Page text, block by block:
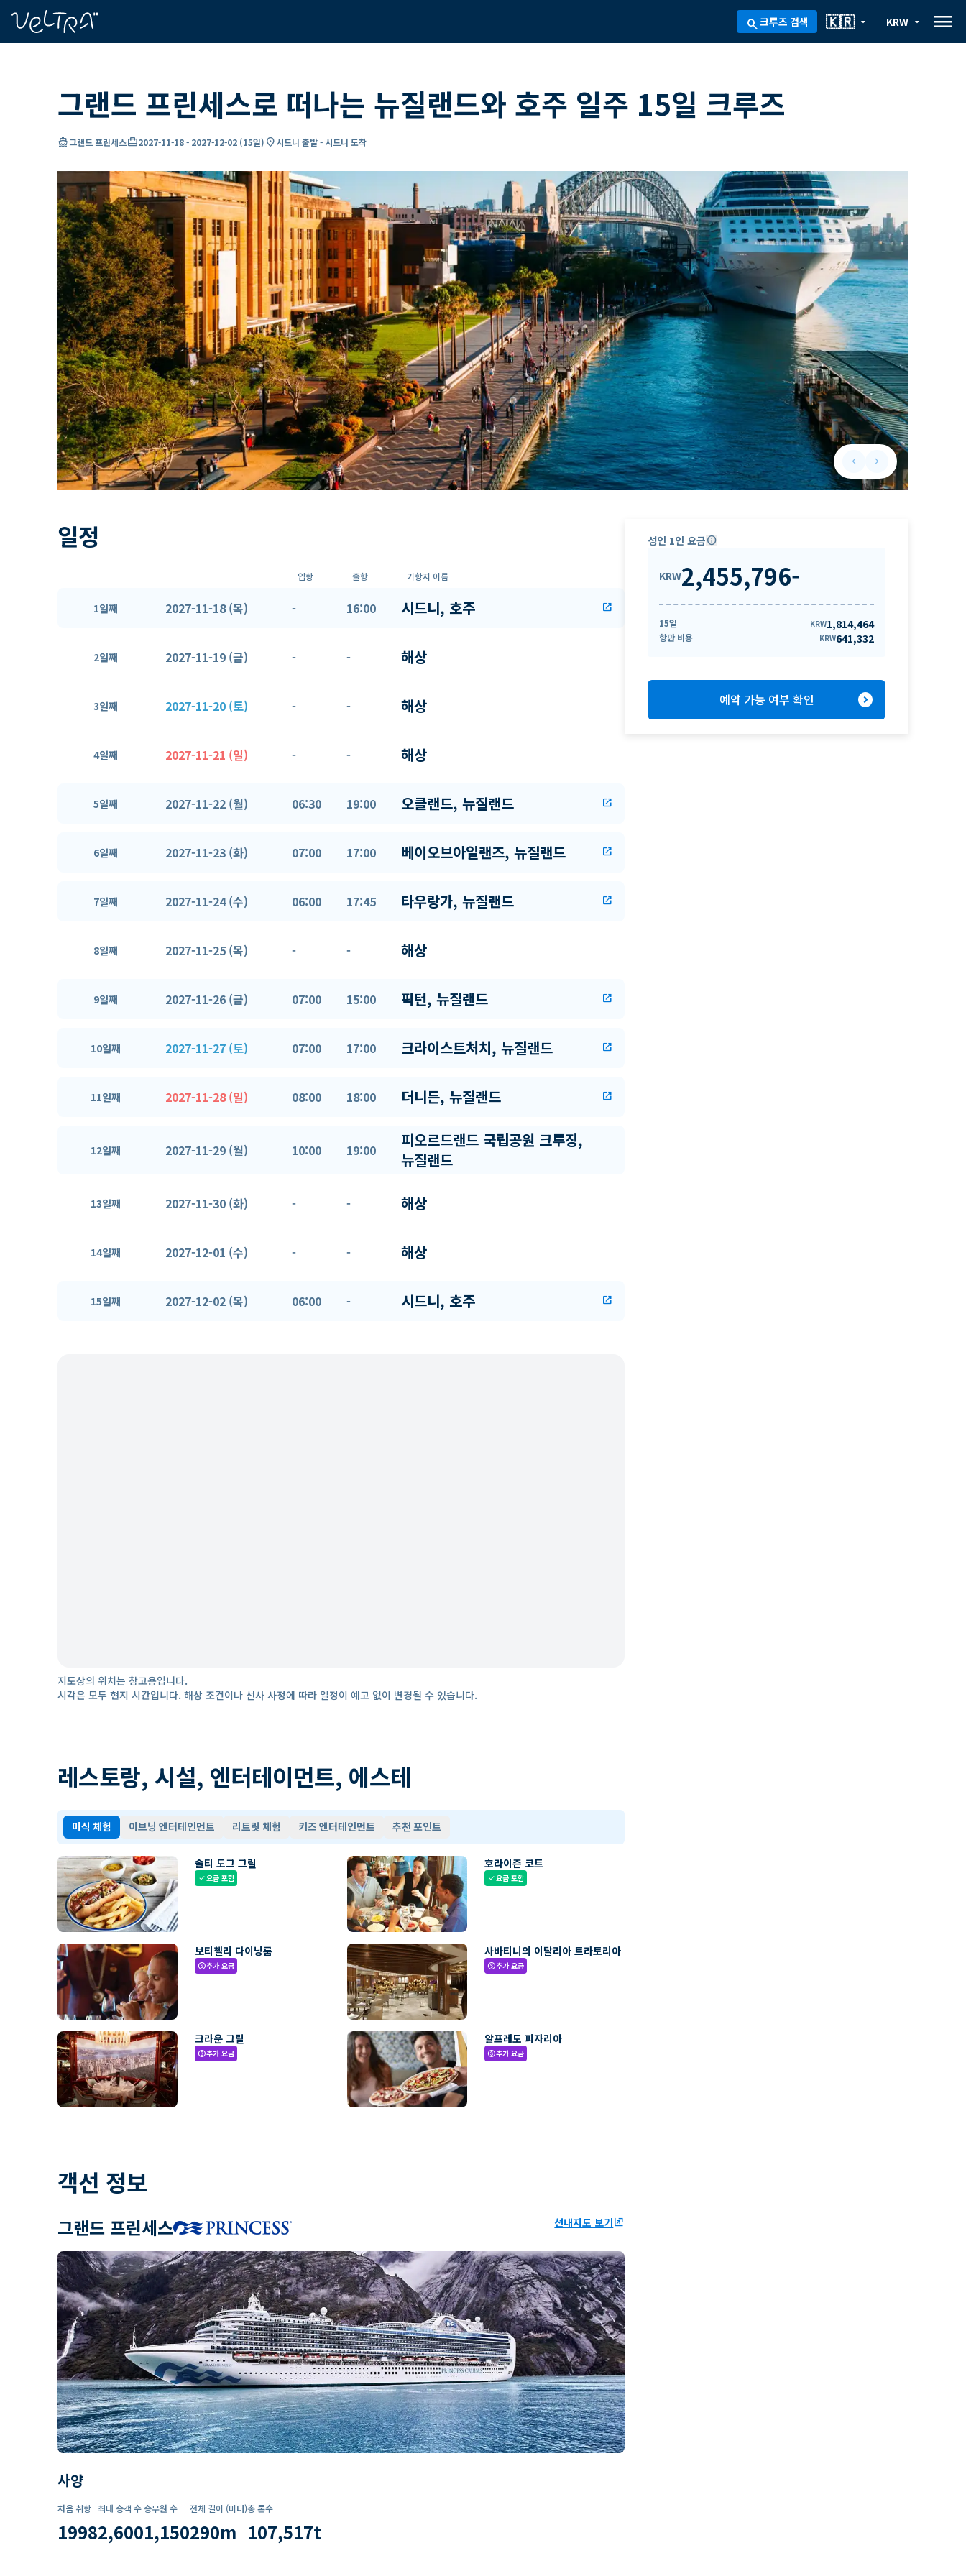
search크루즈 검색 arrow_drop_down
🇰🇷 arrow_drop_down
KRW menu
그랜드 프린세스로 떠나는 뉴질랜드와 호주 일주 15일 크루즈
directions_boat그랜드 프린세스card_travel2027-11-18- 2027-12-02 (15일) location_on시드니 출발 - 시드니 도착
keyboard_arrow_leftPrevious slide
keyboard_arrow_rightNext slide
일정
입항 출항 기항지 이름
1일째 2027-11-18 (목) - 16:00 시드니, 호주 open_in_new
2일째 2027-11-19 (금) - - 해상
3일째 2027-11-20 (토) - - 해상
4일째 2027-11-21 (일) - - 해상
5일째 2027-11-22 (월) 06:30 19:00 오클랜드, 뉴질랜드 open_in_new
6일째 2027-11-23 (화) 07:00 17:00 베이오브아일랜즈, 뉴질랜드 open_in_new
7일째 2027-11-24 (수) 06:00 17:45 타우랑가, 뉴질랜드 open_in_new
8일째 2027-11-25 (목) - - 해상
9일째 2027-11-26 (금) 07:00 15:00 픽턴, 뉴질랜드 open_in_new
10일째 2027-11-27 (토) 07:00 17:00 크라이스트처치, 뉴질랜드 open_in_new
11일째 2027-11-28 (일) 08:00 18:00 더니든, 뉴질랜드 open_in_new
12일째 2027-11-29 (월) 10:00 19:00
피오르드랜드 국립공원 크루징,
뉴질랜드
13일째 2027-11-30 (화) - - 해상
14일째 2027-12-01 (수) - - 해상
15일째 2027-12-02 (목) 06:00 - 시드니, 호주 open_in_new
지도상의 위치는 참고용입니다.
시각은 모두 현지 시간입니다. 해상 조건이나 선사 사정에 따라 일정이 예고 없이 변경될 수 있습니다.
레스토랑, 시설, 엔터테이먼트, 에스테
미식 체험 이브닝 엔터테인먼트 리트릿 체험 키즈 엔터테인먼트 추천 포인트
솔티 도그 그릴
check요금 포함
호라이즌 코트
check요금 포함
보티첼리 다이닝룸
paid추가 요금
사바티니의 이탈리아 트라토리아
paid추가 요금
크라운 그릴
paid추가 요금
알프레도 피자리아
paid추가 요금
객선 정보
그랜드 프린세스 선내지도 보기ungroup
사양
처음 취항
1998
최대 승객 수
2,600
승무원 수
1,150
전체 길이 (미터)
290m
총 톤수
107,517t
성인 1인 요금info
KRW2,455,796-
15일 KRW1,814,464
항만 비용 KRW641,332
예약 가능 여부 확인 expand_circle_right